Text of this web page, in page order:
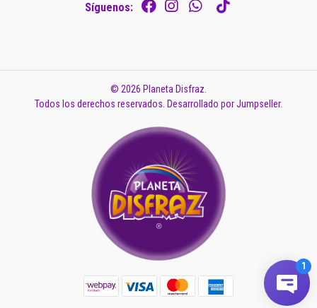
Síguenos:
© 2026 Planeta Disfraz.
Todos los derechos reservados. Desarrollado por Jumpseller.